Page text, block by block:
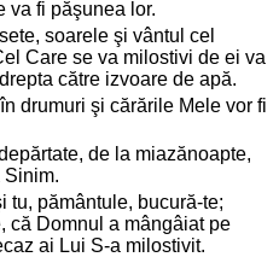
va fi păşunea lor.
soarele şi vântul cel
Care se va milostivi de ei va
către izvoare de apă.
drumuri şi cărările Mele vor fi
de la miazănoapte,
Sinim.
tu, pământule, bucură-te;
că Domnul a mângâiat pe
ai Lui S-a milostivit.